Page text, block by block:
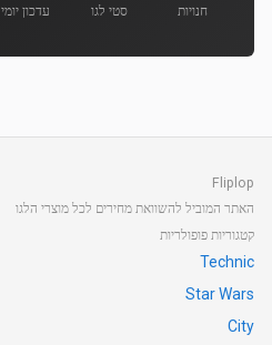
חנויות סטי לגו עדכון יומי
Fliplop
האתר המוביל להשוואת מחירים לכל מוצרי הלגו
קטגוריות פופולריות
Technic
Star Wars
City